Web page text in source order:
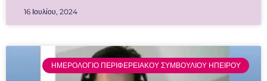
16 Ιουλίου, 2024
ΗΜΕΡΟΛΟΓΙΟ ΠΕΡΙΦΕΡΕΙΑΚΟΥ ΣΥΜΒΟΥΛΙΟΥ ΗΠΕΙΡΟΥ